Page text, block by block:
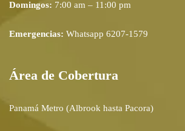
Domingos: 7:00 am – 11:00 pm
Emergencias: Whatsapp 6207-1579
Área de Cobertura
Panamá Metro (Albrook hasta Pacora)